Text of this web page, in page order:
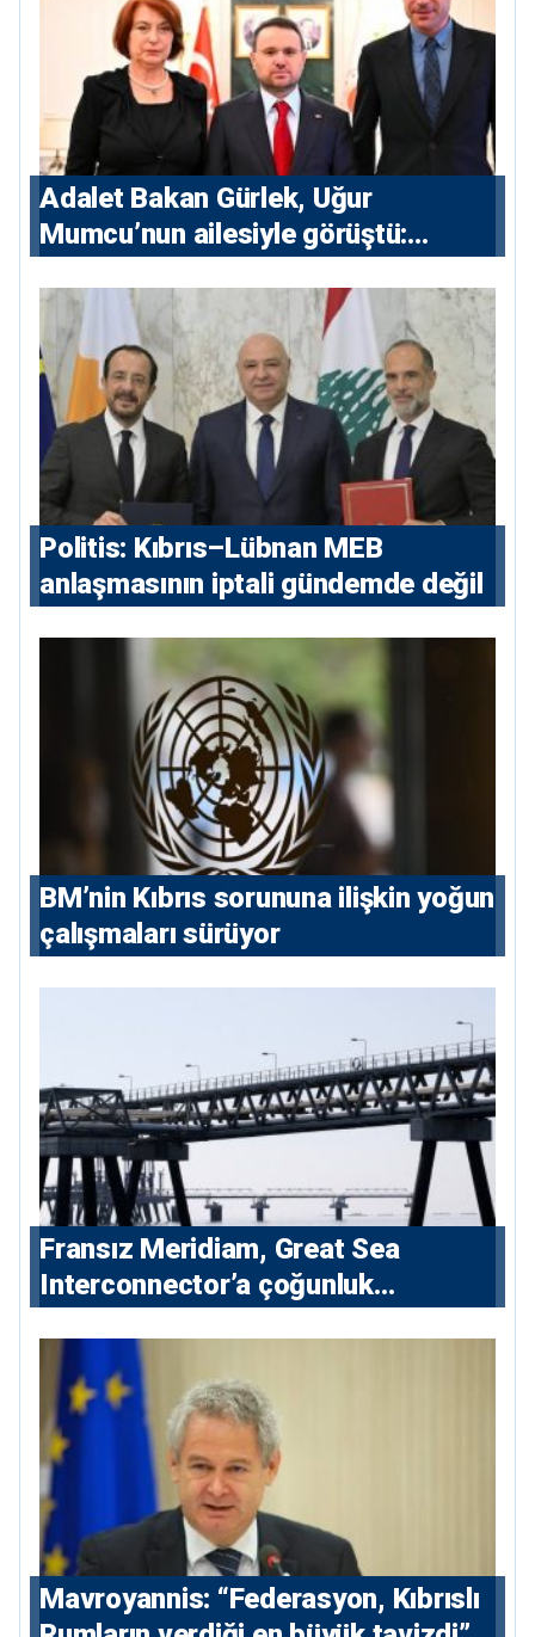
Adalet Bakan Gürlek, Uğur
Mumcu’nun ailesiyle görüştü:
devlet isterse her olayı ortaya
çıkarır”
Politis: Kıbrıs–Lübnan MEB
anlaşmasının iptali gündemde değil
BM’nin Kıbrıs sorununa ilişkin yoğun
çalışmaları sürüyor
Fransız Meridiam, Great Sea
Interconnector’a çoğunluk
Mavroyannis: “Federasyon, Kıbrıslı